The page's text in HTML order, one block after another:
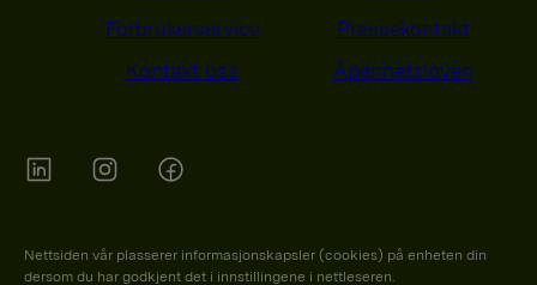
Forbrukerservice
Pressekontakt
Kontakt oss
Åpenhetsloven
Nettsiden vår plasserer informasjonskapsler (cookies) på enheten din
dersom du har godkjent det i innstillingene i nettleseren.